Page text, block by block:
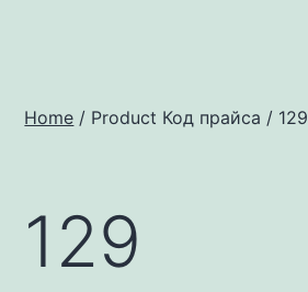
Home / Product Код прайса / 129
129